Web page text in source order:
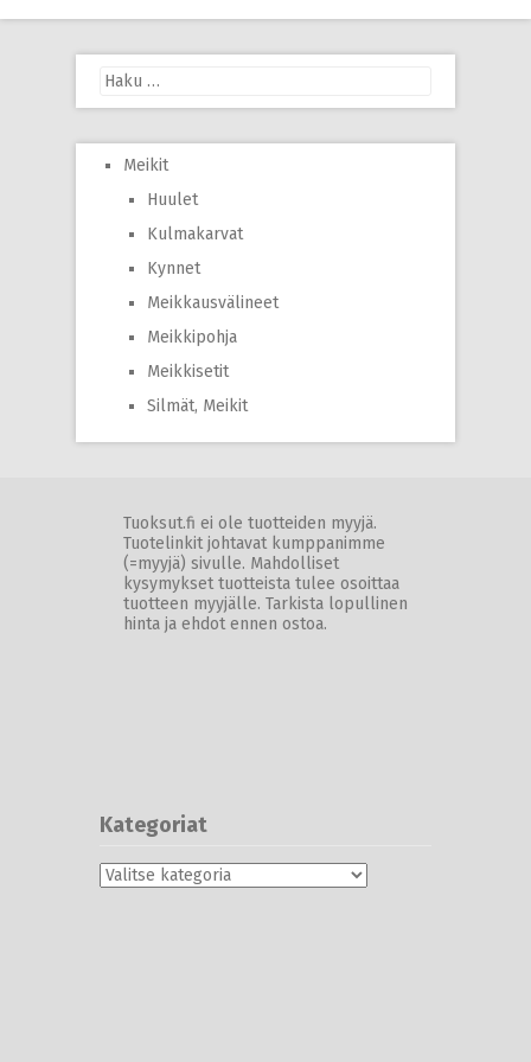
Haku:
Meikit
Huulet
Kulmakarvat
Kynnet
Meikkausvälineet
Meikkipohja
Meikkisetit
Silmät, Meikit
Tuoksut.fi ei ole tuotteiden myyjä.
Tuotelinkit johtavat kumppanimme
(=myyjä) sivulle. Mahdolliset
kysymykset tuotteista tulee osoittaa
tuotteen myyjälle. Tarkista lopullinen
hinta ja ehdot ennen ostoa.
Kategoriat
Kategoriat